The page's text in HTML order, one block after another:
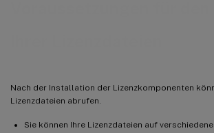
Nach der Installation der Lizenzkomponenten
Lizenzdateien abrufen.
Sie können Ihre Lizenzdateien auf